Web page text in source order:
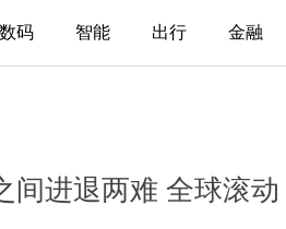
数码 智能 出行 金融
间进退两难 全球滚动